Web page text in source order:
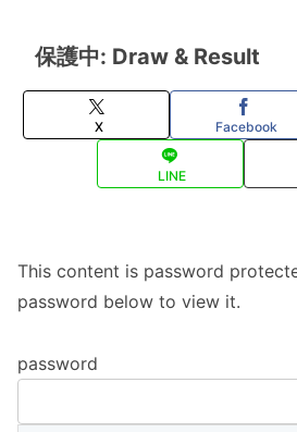
保護中: Draw & Result
X Facebook
LINE
This content is password
password below to view it.
password